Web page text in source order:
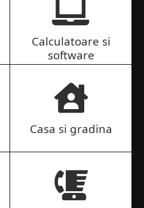
Calculatoare si
software
Casa si gradina